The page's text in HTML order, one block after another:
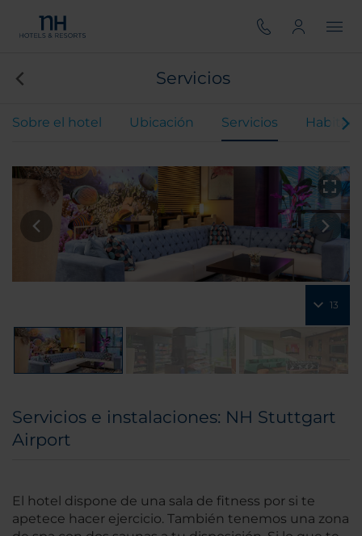
Servicios
Sobre el hotel Ubicación Servicios
13
Servicios e instalaciones: NH Stuttgart
Airport
El hotel dispone de una sala de fitness por si te
apetece hacer ejercicio. También tenemos una zona